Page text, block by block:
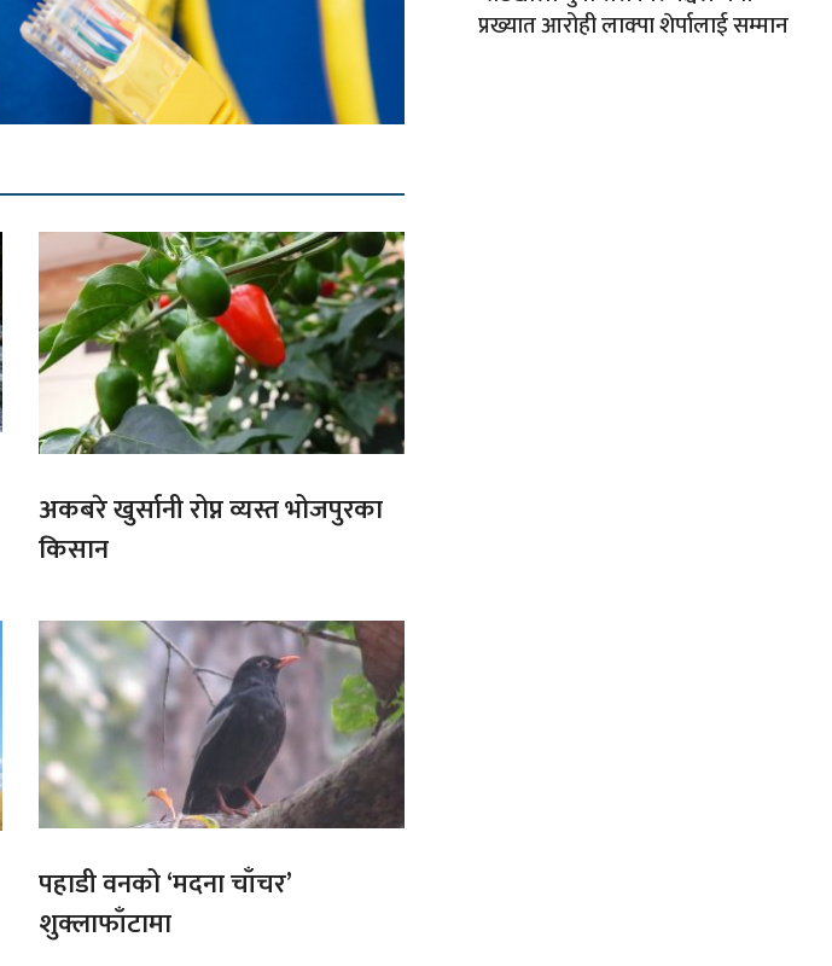
अकबरे खुर्सानी रोप्न व्यस्त भोजपुरका
किसान
पहाडी वनको ‘मदना चाँचर’
शुक्लाफाँटामा
प्रख्यात आरोही लाक्पा शेर्पालाई सम्मान